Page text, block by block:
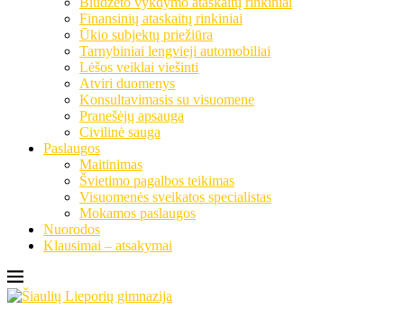
Finansinių ataskaitų rinkiniai
Ūkio subjektų priežiūra
Tarnybiniai lengvieji automobiliai
Lėšos veiklai viešinti
Atviri duomenys
Konsultavimasis su visuomene
Pranešėjų apsauga
Civilinė sauga
Paslaugos
Maitinimas
Švietimo pagalbos teikimas
Visuomenės sveikatos specialistas
Mokamos paslaugos
Nuorodos
Klausimai – atsakymai